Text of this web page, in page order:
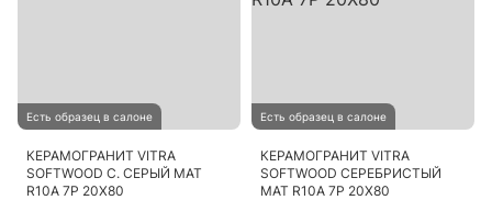
Есть образец в салоне
КЕРАМОГРАНИТ VITRA
SOFTWOOD С. СЕРЫЙ МАТ
R10A 7Р 20Х80
Есть образец в салоне
КЕРАМОГРАНИТ VITRA
SOFTWOOD СЕРЕБРИСТЫЙ
МАТ R10A 7Р 20Х80